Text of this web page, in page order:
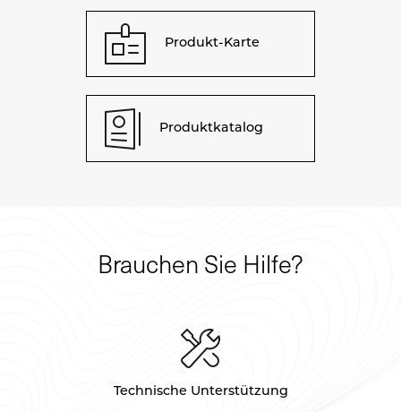
Produkt-Karte
Produktkatalog
Brauchen Sie Hilfe?
Technische Unterstützung